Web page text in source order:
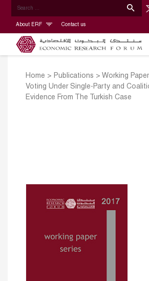
About ERF Contact us
Home > Publications > Working
Voting Under Single-Party and
Evidence From The Turkish Case